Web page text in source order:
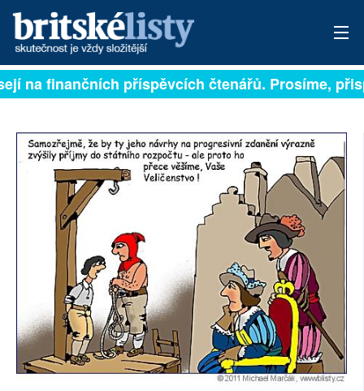
PŘIHLÁSIT
ARCHIV
ROZHOVORY
TÉMATA
NEJČTENĚJŠÍ ZA 7 DNÍ
PŘÍSPĚVKY NA PROVOZ
na finančních příspěvcích čtenářů. Prosíme,